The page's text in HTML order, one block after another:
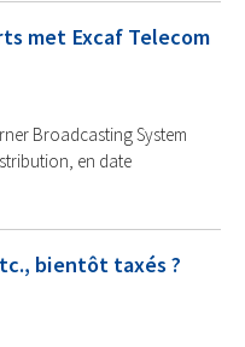
met Excaf Telecom
Broadcasting System
en date
bientôt taxés ?